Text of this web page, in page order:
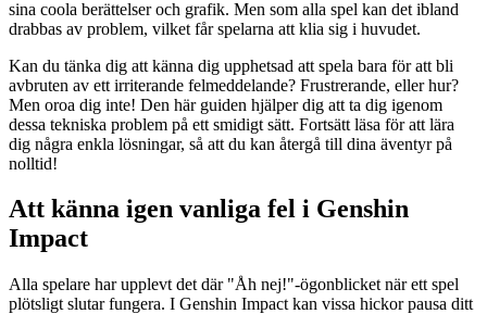
sina coola berättelser och grafik. Men som alla spel kan det ibland
drabbas av problem, vilket får spelarna att klia sig i huvudet.
Kan du tänka dig att känna dig upphetsad att spela bara för att bli
avbruten av ett irriterande felmeddelande? Frustrerande, eller hur?
Men oroa dig inte! Den här guiden hjälper dig att ta dig igenom
dessa tekniska problem på ett smidigt sätt. Fortsätt läsa för att lära
dig några enkla lösningar, så att du kan återgå till dina äventyr på
nolltid!
Att känna igen vanliga fel i Genshin
Impact
Alla spelare har upplevt det där "Åh nej!"-ögonblicket när ett spel
plötsligt slutar fungera. I Genshin Impact kan vissa hickor pausa ditt